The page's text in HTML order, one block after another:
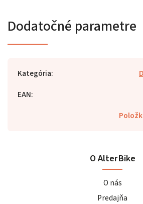
Dodatočné parametre
Kategória:
EAN:
O AlterBike
O nás
Predajňa